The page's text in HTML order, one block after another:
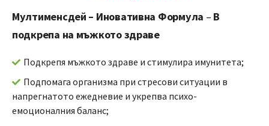
Мултименсдей – Иновативна Формула – В
подкрепа на мъжкото здраве
Подкрепя мъжкото здраве и стимулира имунитета;
Подпомага организма при стресови ситуации в
напрегнатото ежедневие и укрепва психо-
емоционалния баланс;